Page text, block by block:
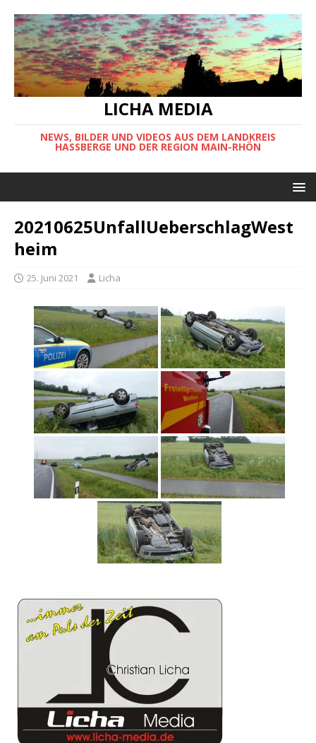
LICHA MEDIA
NEWS, BILDER UND VIDEOS AUS DEM LANDKREIS
HASSBERGE UND DER REGION MAIN-RHÖN
20210625UnfallUeberschlagWest
heim
25. Juni 2021 Licha